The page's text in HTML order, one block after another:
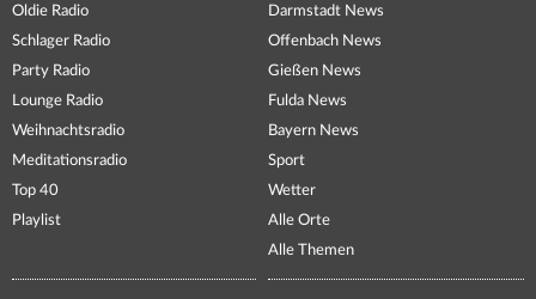
Oldie Radio
Schlager Radio
Party Radio
Lounge Radio
Weihnachtsradio
Meditationsradio
Top 40
Playlist
Darmstadt News
Offenbach News
Gießen News
Fulda News
Bayern News
Sport
Wetter
Alle Orte
Alle Themen